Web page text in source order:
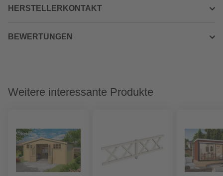
HERSTELLERKONTAKT
BEWERTUNGEN
Weitere interessante Produkte